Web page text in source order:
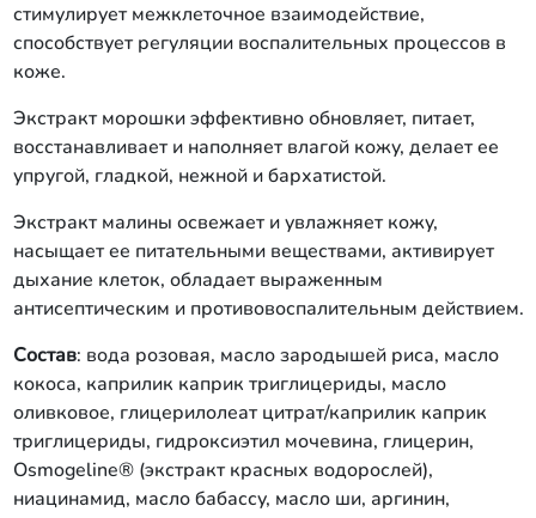
стимулирует межклеточное взаимодействие,
способствует регуляции воспалительных процессов в
коже.
Экстракт морошки эффективно обновляет, питает,
восстанавливает и наполняет влагой кожу, делает ее
упругой, гладкой, нежной и бархатистой.
Экстракт малины освежает и увлажняет кожу,
насыщает ее питательными веществами, активирует
дыхание клеток, обладает выраженным
антисептическим и противовоспалительным действием.
Состав: вода розовая, масло зародышей риса, масло
кокоса, каприлик каприк триглицериды, масло
оливковое, глицерилолеат цитрат/каприлик каприк
триглицериды, гидроксиэтил мочевина, глицерин,
Osmogeline® (экстракт красных водорослей),
ниацинамид, масло бабассу, масло ши, аргинин,